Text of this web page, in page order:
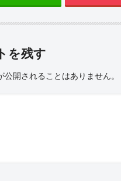
を残す
公開されることはありません。